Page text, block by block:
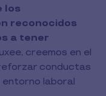
los
reconocidos
a tener
creemos en el
conductas
entorno laboral